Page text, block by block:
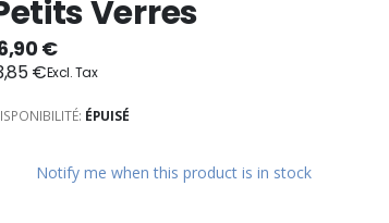
Verres
€
€
ÉPUISÉ
Notify me when this product is in stock